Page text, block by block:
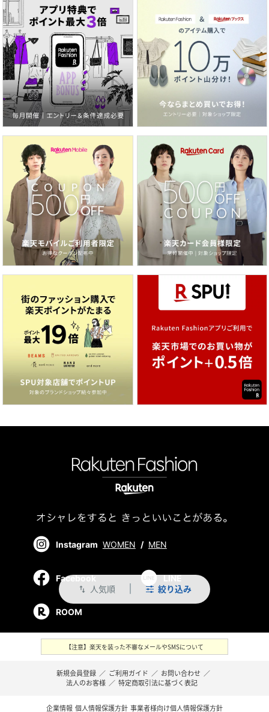
swap_vert 人気順 絞り込み
Instagram WOMEN / MEN
Facebook LINE
ROOM
【注意】楽天を装った不審なメールやSMSについて
新規会員登録 ／ ご利用ガイド ／ お問い合わせ ／
法人のお客様 ／ 特定商取引法に基づく表記
企業情報 個人情報保護方針 事業者様向け個人情報保護方針